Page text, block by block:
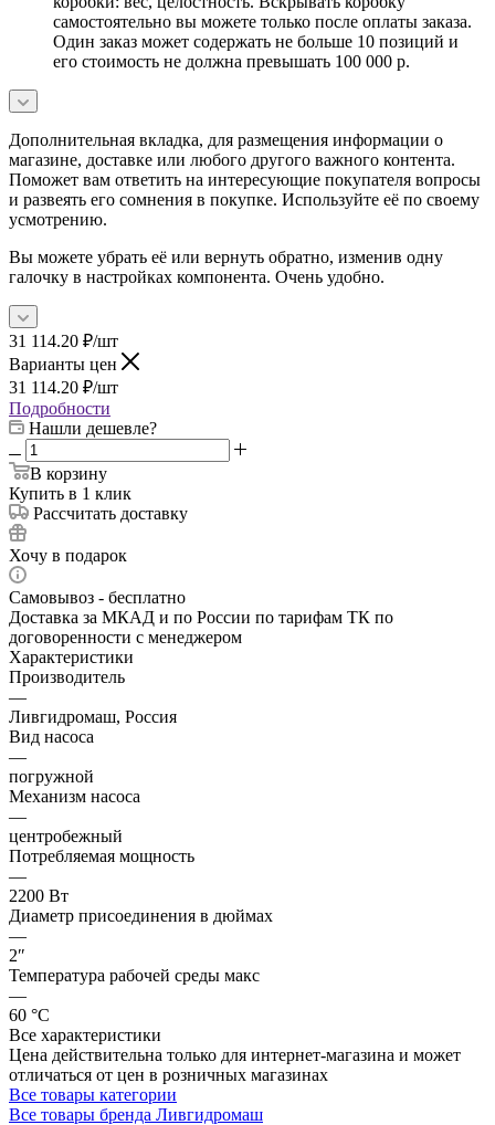
самостоятельно вы можете только после оплаты заказа.
Один заказ может содержать не больше 10 позиций и
его стоимость не должна превышать 100 000 р.
Дополнительная вкладка, для размещения информации о
магазине, доставке или любого другого важного контента.
Поможет вам ответить на интересующие покупателя вопросы
и развеять его сомнения в покупке. Используйте её по своему
усмотрению.
Вы можете убрать её или вернуть обратно, изменив одну
галочку в настройках компонента. Очень удобно.
31 114.20 ₽/шт
Варианты цен
31 114.20 ₽/шт
Подробности
Нашли дешевле?
В корзину
Купить в 1 клик
Рассчитать доставку
Хочу в подарок
Самовывоз - бесплатно
Доставка за МКАД и по России по тарифам ТК по
договоренности с менеджером
Характеристики
Производитель
—
Ливгидромаш, Россия
Вид насоса
—
погружной
Механизм насоса
—
центробежный
Потребляемая мощность
—
2200 Вт
Диаметр присоединения в дюймах
—
2″
Температура рабочей среды макс
—
60 °С
Все характеристики
Цена действительна только для интернет-магазина и может
отличаться от цен в розничных магазинах
Все товары категории
Все товары бренда Ливгидромаш